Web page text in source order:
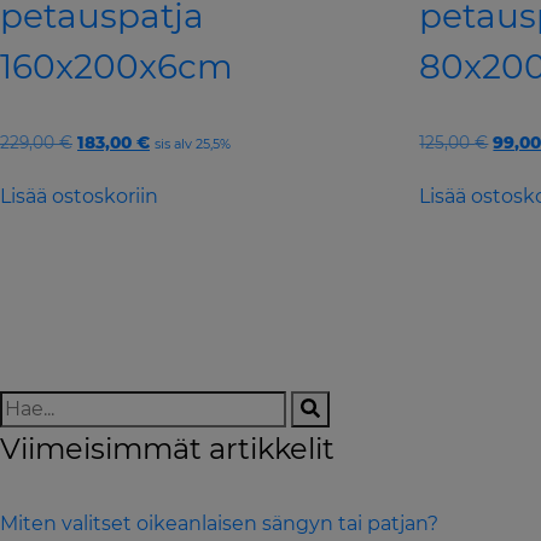
petauspatja
160x200x6cm
229,00€ Original
was:
183,00 €Current
is:
sis alv 25,5%
Lisää ostoskoriin
125,00€
was:
Lisää
Viimeisimmät artikkelit
Miten valitset oikeanlaisen sängyn tai patjan?